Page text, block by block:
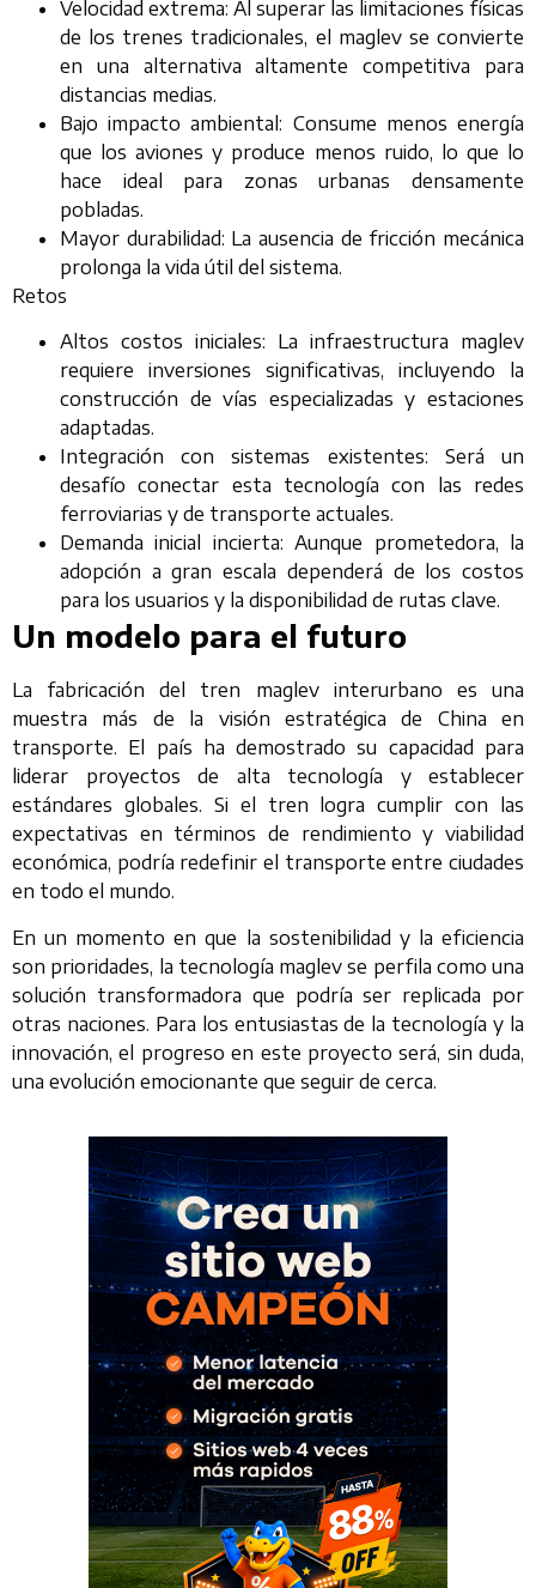
Velocidad extrema: Al superar las limitaciones físicas
de los trenes tradicionales, el maglev se convierte
en una alternativa altamente competitiva para
distancias medias.
Bajo impacto ambiental: Consume menos energía
que los aviones y produce menos ruido, lo que lo
hace ideal para zonas urbanas densamente
pobladas.
Mayor durabilidad: La ausencia de fricción mecánica
prolonga la vida útil del sistema.
Retos
Altos costos iniciales: La infraestructura maglev
requiere inversiones significativas, incluyendo la
construcción de vías especializadas y estaciones
adaptadas.
Integración con sistemas existentes: Será un
desafío conectar esta tecnología con las redes
ferroviarias y de transporte actuales.
Demanda inicial incierta: Aunque prometedora, la
adopción a gran escala dependerá de los costos
para los usuarios y la disponibilidad de rutas clave.
Un modelo para el futuro
La fabricación del tren maglev interurbano es una
muestra más de la visión estratégica de China en
transporte. El país ha demostrado su capacidad para
liderar proyectos de alta tecnología y establecer
estándares globales. Si el tren logra cumplir con las
expectativas en términos de rendimiento y viabilidad
económica, podría redefinir el transporte entre ciudades
en todo el mundo.
En un momento en que la sostenibilidad y la eficiencia
son prioridades, la tecnología maglev se perfila como una
solución transformadora que podría ser replicada por
otras naciones. Para los entusiastas de la tecnología y la
innovación, el progreso en este proyecto será, sin duda,
una evolución emocionante que seguir de cerca.